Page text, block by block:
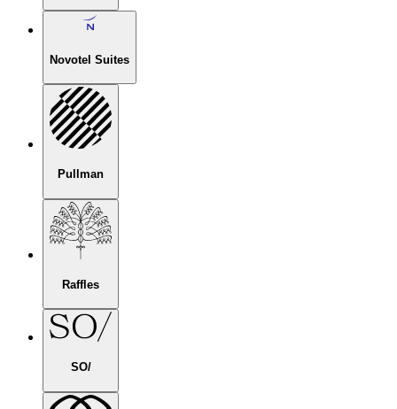
Novotel Suites
Pullman
Raffles
SO/